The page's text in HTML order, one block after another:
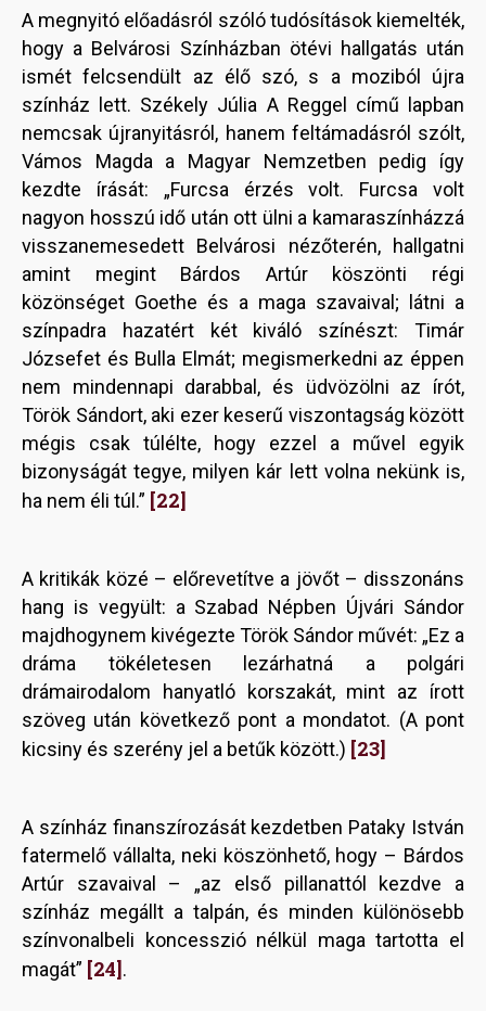
A megnyitó előadásról szóló tudósítások kiemelték,
hogy a Belvárosi Színházban ötévi hallgatás után
ismét felcsendült az élő szó, s a moziból újra
színház lett. Székely Júlia A Reggel című lapban
nemcsak újranyitásról, hanem feltámadásról szólt,
Vámos Magda a Magyar Nemzetben pedig így
kezdte írását: „Furcsa érzés volt. Furcsa volt
nagyon hosszú idő után ott ülni a kamaraszínházzá
visszanemesedett Belvárosi nézőterén, hallgatni
amint megint Bárdos Artúr köszönti régi
közönséget Goethe és a maga szavaival; látni a
színpadra hazatért két kiváló színészt: Timár
Józsefet és Bulla Elmát; megismerkedni az éppen
nem mindennapi darabbal, és üdvözölni az írót,
Török Sándort, aki ezer keserű viszontagság között
mégis csak túlélte, hogy ezzel a művel egyik
bizonyságát tegye, milyen kár lett volna nekünk is,
ha nem éli túl.” [22]
A kritikák közé – előrevetítve a jövőt – disszonáns
hang is vegyült: a Szabad Népben Újvári Sándor
majdhogynem kivégezte Török Sándor művét: „Ez a
dráma tökéletesen lezárhatná a polgári
drámairodalom hanyatló korszakát, mint az írott
szöveg után következő pont a mondatot. (A pont
kicsiny és szerény jel a betűk között.) [23]
A színház finanszírozását kezdetben Pataky István
fatermelő vállalta, neki köszönhető, hogy – Bárdos
Artúr szavaival – „az első pillanattól kezdve a
színház megállt a talpán, és minden különösebb
színvonalbeli koncesszió nélkül maga tartotta el
magát” [24].